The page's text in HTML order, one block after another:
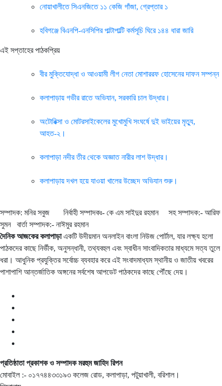
নোয়াখালীতে সিএনজিতে ১১ কেজি গাঁজা, গ্রেপ্তার ১
হবিগঞ্জে বিএনপি-এনসিপির পাল্টাপাল্টি কর্মসূচি ঘিরে ১৪৪ ধারা জারি
এই সপ্তাহের পাঠকপ্রিয়
বীর মুক্তিযোদ্ধা ও আওয়ামী লীগ নেতা মোশাররফ হোসেনের দাফন সম্পন্ন
কলাপাড়ায় গভীর রাতে অভিযান, সরকারি চাল উদ্ধার।
অটোরিক্সা ও মোটরসাইকেলের মুখোমুখি সংঘর্ষে দুই ভাইয়ের মৃত্যু,
আহত-২।
কলাপাড়া নদীর তীর থেকে অজ্ঞাত নারীর লাশ উদ্ধার।
কলাপাড়ায় দখল হয়ে যাওয়া খালের উচ্ছেদ অভিযান শুরু।
সম্পাদক: মনির সবুজ নির্বাহী সম্পাদকঃ- কে এম সাইদুর রহমান সহ সম্পাদক:- আরিফ
সুমন বার্তা সম্পাদক:- নাঈমুর রহমান
দৈনিক আজকের কলাপাড়াএকটি উদীয়মান অনলাইন বাংলা নিউজ পোর্টাল, যার লক্ষ্য হলো
পাঠকদের কাছে নির্ভীক, অনুসন্ধানী, তথ্যবহুল এবং স্বাধীন সাংবাদিকতার মাধ্যমে সত্য তুলে
ধরা। আধুনিক প্রযুক্তির সর্বোচ্চ ব্যবহার করে এই সংবাদমাধ্যম স্থানীয় ও জাতীয় খবরের
পাশাপাশি আন্তর্জাতিক অঙ্গনের সর্বশেষ আপডেট পাঠকদের কাছে পৌঁছে দেয়।
প্রতিষ্ঠাতা প্রকাশক ও সম্পাদক মরহুম জাহিদ রিপন
মোবাইল :- ০১৭৭৪৪৩৩১৯৩ কলেজ রোড, কলাপাড়া, পটুয়াখালী, বরিশাল।